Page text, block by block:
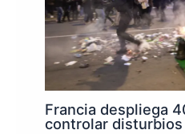
Francia despliega
controlar disturbios